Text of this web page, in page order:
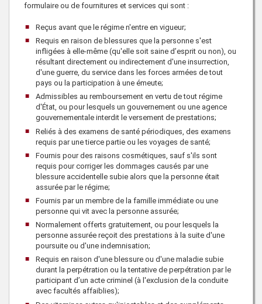
formulaire ou de fournitures et services qui sont :
Reçus avant que le régime n'entre en vigueur;
Requis en raison de blessures que la personne s'est
infligées à elle-même (qu'elle soit saine d’esprit ou non), ou
résultant directement ou indirectement d'une insurrection,
d'une guerre, du service dans les forces armées de tout
pays ou la participation à une émeute;
Admissibles au remboursement en vertu de tout régime
d'État, ou pour lesquels un gouvernement ou une agence
gouvernementale interdit le versement de prestations;
Reliés à des examens de santé périodiques, des examens
requis par une tierce partie ou les voyages de santé;
Fournis pour des raisons cosmétiques, sauf s'ils sont
requis pour corriger les dommages causés par une
blessure accidentelle subie alors que la personne était
assurée par le régime;
Fournis par un membre de la famille immédiate ou une
personne qui vit avec la personne assurée;
Normalement offerts gratuitement, ou pour lesquels la
personne assurée reçoit des prestations à la suite d'une
poursuite ou d'une indemnisation;
Requis en raison d'une blessure ou d'une maladie subie
durant la perpétration ou la tentative de perpétration par le
participant d’un acte criminel (à l'exclusion de la conduite
avec facultés affaiblies);